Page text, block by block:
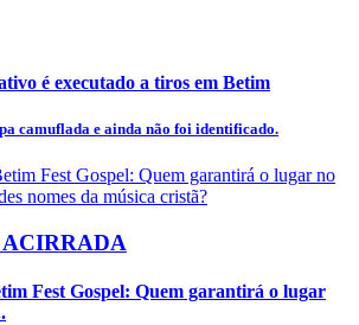
é executado a tiros em Betim
camuflada e ainda não foi identificado.
Fest Gospel: Quem garantirá o lugar